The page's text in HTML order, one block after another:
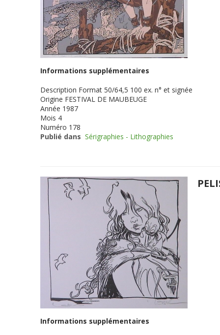
Informations supplémentaires
Description Format 50/64,5 100 ex. n° et signée
Origine FESTIVAL DE MAUBEUGE
Année 1987
Mois 4
Numéro 178
Publié dans Sérigraphies - Lithographies
Informations supplémentaires